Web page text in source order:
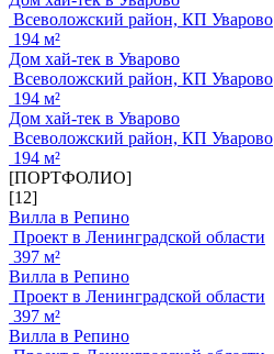
Всеволожский район, КП Уварово
194 м²
Дом хай-тек в Уварово
Всеволожский район, КП Уварово
194 м²
Дом хай-тек в Уварово
Всеволожский район, КП Уварово
194 м²
[ПОРТФОЛИО]
[12]
Вилла в Репино
Проект в Ленинградской области
397 м²
Вилла в Репино
Проект в Ленинградской области
397 м²
Вилла в Репино